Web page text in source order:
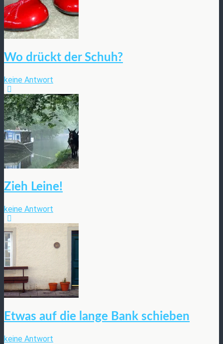
Wo drückt der Schuh?
keine Antwort
Zieh Leine!
keine Antwort
Etwas auf die lange Bank schieben
keine Antwort